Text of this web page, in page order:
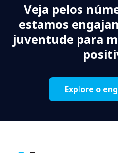
Veja pelos
estamos
juventude para
Explore o